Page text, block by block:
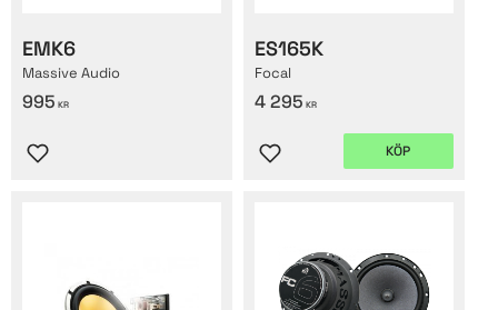
EMK6
Massive Audio
995 KR
Lägg till i favoriter
ES165K
Focal
4 295 KR
Lägg till i favoriter
KÖP